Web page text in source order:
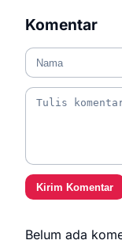
Komentar
Kirim Komentar
Belum ada